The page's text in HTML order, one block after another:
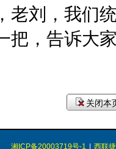
老刘，我们
把，告诉大
关闭本
湘ICP备20003719号-1
西联